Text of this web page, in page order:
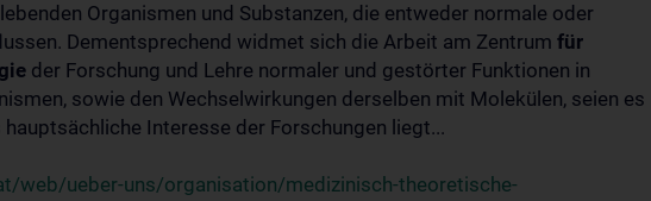
Organismen und Substanzen, die entweder normale oder
Dementsprechend widmet sich die Arbeit am Zentrum für
der Forschung und Lehre normaler und gestörter Funktionen in
sowie den Wechselwirkungen derselben mit Molekülen, seien es
Interesse der Forschungen liegt...
web/ueber-uns/organisation/medizinisch-theoretische-